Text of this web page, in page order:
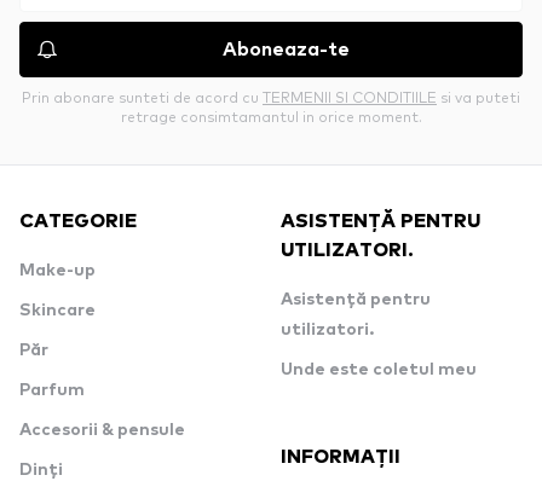
Aboneaza-te
Prin abonare sunteti de acord cu TERMENII SI CONDITIILE si va puteti
retrage consimtamantul in orice moment.
CATEGORIE
Make-up
Skincare
Păr
Parfum
Accesorii & pensule
Dinți
ASISTENȚĂ PENTRU
UTILIZATORI.
Asistență pentru
utilizatori.
Unde este coletul meu
INFORMAȚII